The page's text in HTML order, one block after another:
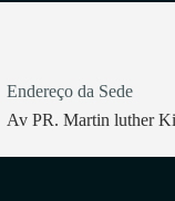
Endereço da Sede
Av PR. Martin luther